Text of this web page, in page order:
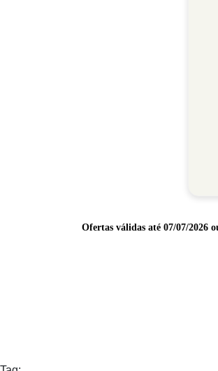
Ofertas válidas até 07/07/2026